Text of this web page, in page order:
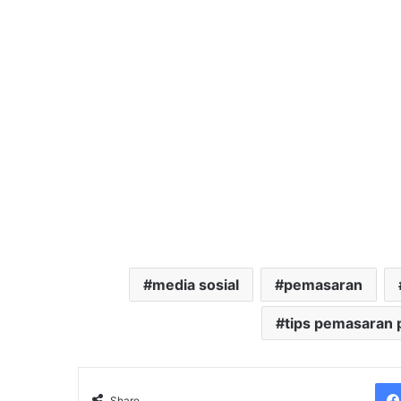
media sosial pemasaran
tips pemasaran